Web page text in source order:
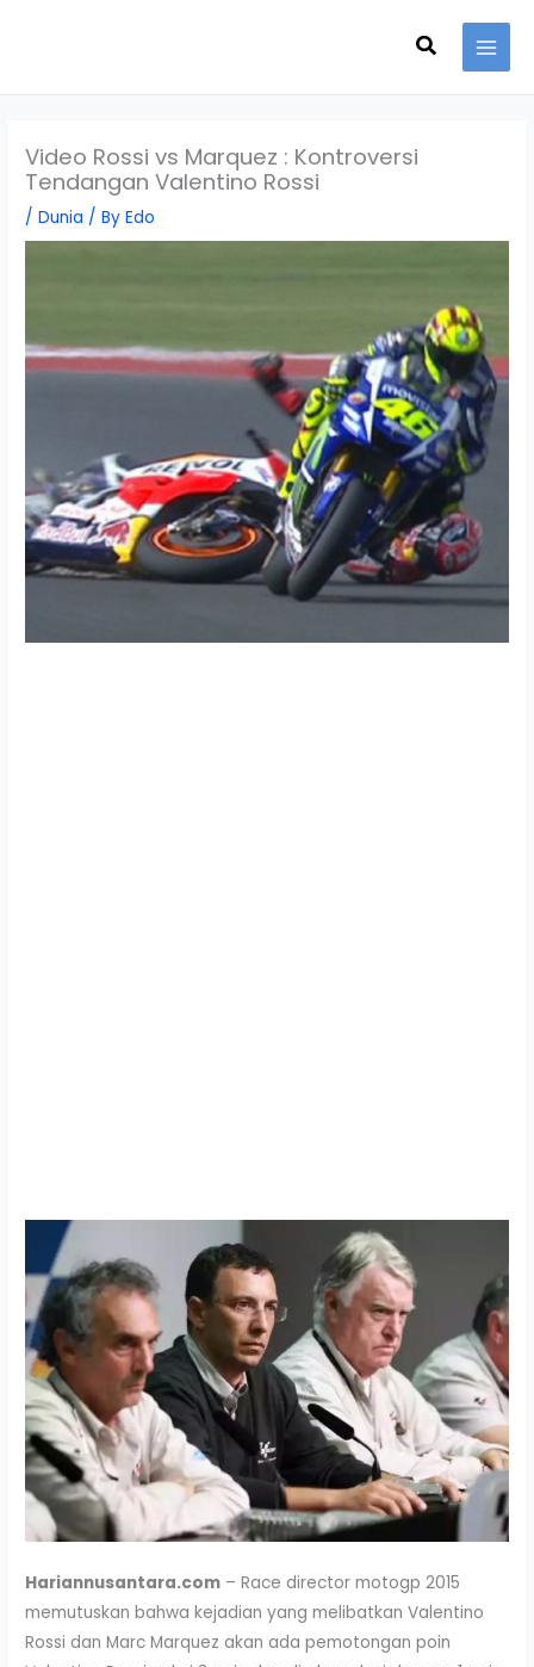
Search
Video Rossi vs Marquez : Kontroversi
Tendangan Valentino Rossi
/Dunia / ByEdo
Hariannusantara.com – Race director motogp 2015
memutuskan bahwa kejadian yang melibatkan Valentino
Rossi dan Marc Marquez akan ada pemotongan poin